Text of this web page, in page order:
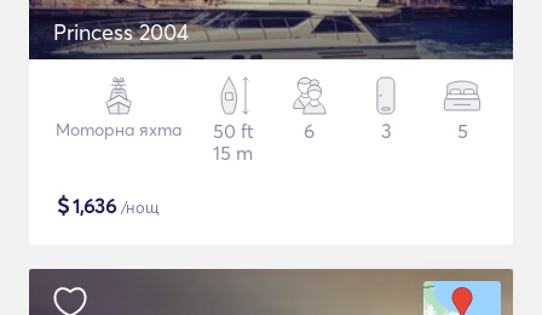
Princess 2004
Моторна яхта
50 ft
15 m
6 3 5
$1,636 /нощ